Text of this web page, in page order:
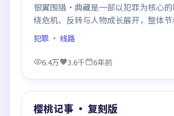
银翼围猎·典藏是一部以犯罪为核心
绕危机、反转与人物成长展开，整体
推荐观看。
犯罪 · 线路
6.4万 3.6千 6年前
最新
樱桃记事 · 复刻版